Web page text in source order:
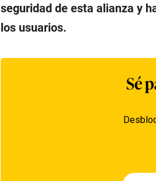
seguridad de esta alianza y
los usuarios.